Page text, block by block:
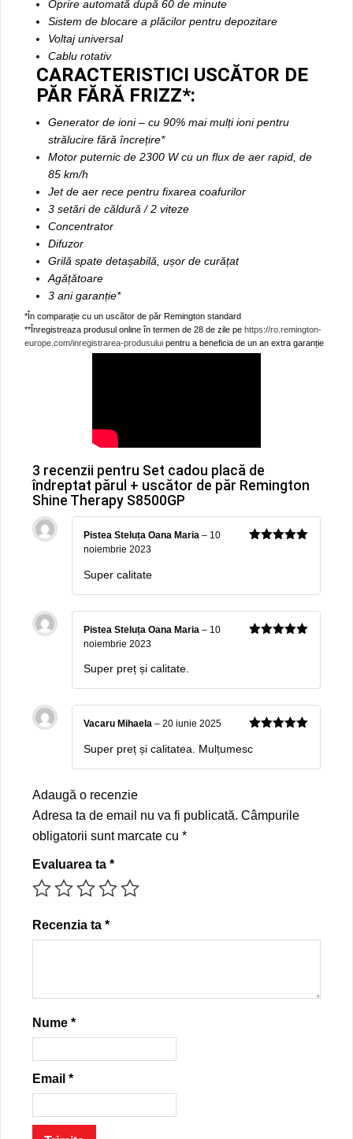
Oprire automată după 60 de minute
Sistem de blocare a plăcilor pentru depozitare
Voltaj universal
Cablu rotativ
CARACTERISTICI USCĂTOR DE
PĂR FĂRĂ FRIZZ*:
Generator de ioni – cu 90% mai mulți ioni pentru
strălucire fără încrețire*
Motor puternic de 2300 W cu un flux de aer rapid, de
85 km/h
Jet de aer rece pentru fixarea coafurilor
3 setări de căldură / 2 viteze
Concentrator
Difuzor
Grilă spate detașabilă, ușor de curățat
Agățătoare
3 ani garanție*
*În comparație cu un uscător de păr Remington standard
**Înregistreaza produsul online în termen de 28 de zile pe https://ro.remington-
europe.com/inregistrarea-produsului pentru a beneficia de un an extra garanție
3 recenzii pentru Set cadou placă de
îndreptat părul + uscător de păr Remington
Shine Therapy S8500GP
Pistea Steluța Oana Maria – 10
noiembrie 2023
Super calitate
Pistea Steluța Oana Maria – 10
noiembrie 2023
Super preț și calitate.
Vacaru Mihaela – 20 iunie 2025
Super preț și calitatea. Mulțumesc
Adaugă o recenzie
Adresa ta de email nu va fi publicată. Câmpurile
obligatorii sunt marcate cu *
Evaluarea ta *
Recenzia ta *
Nume *
Email *